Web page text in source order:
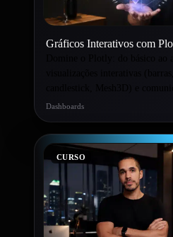
Gráficos Interativos com
visualizações interativas
Dashboards
CURSO